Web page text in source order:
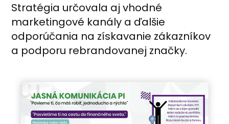
Stratégia určovala aj vhodné
marketingové kanály a ďalšie
odporúčania na získavanie zákazníkov
a podporu rebrandovanej značky.